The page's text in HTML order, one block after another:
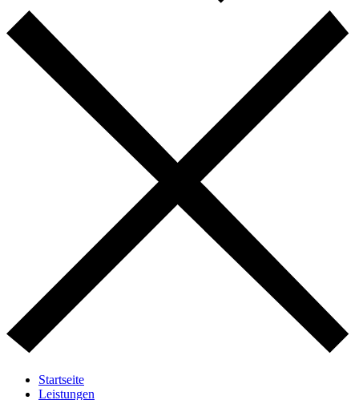
Startseite
Leistungen